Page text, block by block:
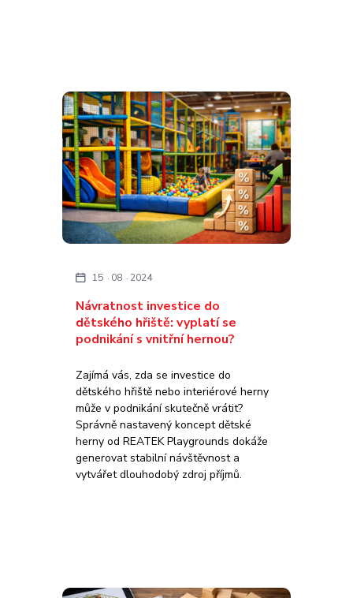
Návratnost investice do
dětského hřiště: vyplatí se
podnikání s vnitřní hernou?
15 08 2024
Zajímá vás, zda se investice do
dětského hřiště nebo interiérové herny
může v podnikání skutečně vrátit?
Správně nastavený koncept dětské
herny od REATEK Playgrounds dokáže
generovat stabilní návštěvnost a
vytvářet dlouhodobý zdroj příjmů.